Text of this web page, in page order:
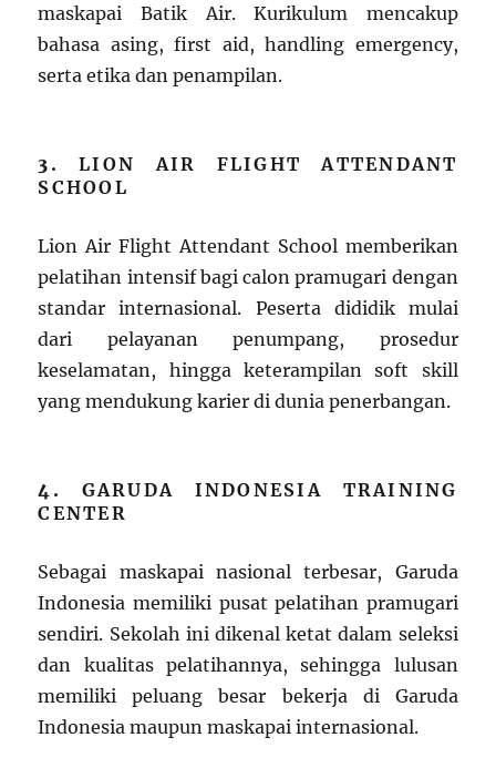
maskapai Batik Air. Kurikulum mencakup
bahasa asing, first aid, handling emergency,
serta etika dan penampilan.
3.LION AIR FLIGHT ATTENDANT
SCHOOL
Lion Air Flight Attendant School memberikan
pelatihan intensif bagi calon pramugari dengan
standar internasional. Peserta dididik mulai
dari pelayanan penumpang, prosedur
keselamatan, hingga keterampilan soft skill
yang mendukung karier di dunia penerbangan.
4. GARUDA INDONESIA TRAINING
CENTER
Sebagai maskapai nasional terbesar, Garuda
Indonesia memiliki pusat pelatihan pramugari
sendiri. Sekolah ini dikenal ketat dalam seleksi
dan kualitas pelatihannya, sehingga lulusan
memiliki peluang besar bekerja di Garuda
Indonesia maupun maskapai internasional.